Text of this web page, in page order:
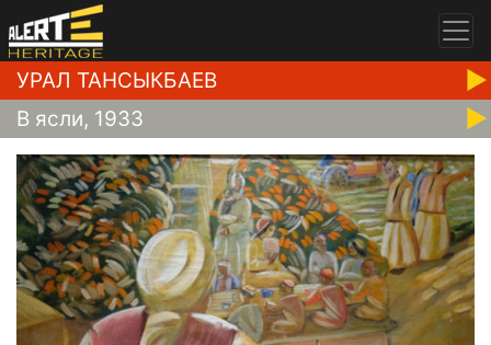
УРАЛ ТАНСЫКБАЕВ
В ясли, 1933